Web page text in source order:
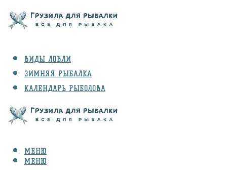
ВИДЫ ЛОВЛИ
ЗИМНЯЯ РЫБАЛКА
КАЛЕНДАРЬ РЫБОЛОВА
СНАРЯЖЕНИЕ
МЕНЮ
МЕНЮ